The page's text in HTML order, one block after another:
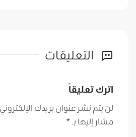
التعليقات
اترك تعليقاً
لن يتم نشر عنوان بريدك
مشار إليها بـ *